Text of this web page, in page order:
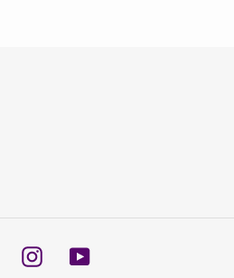
FacebookInstagramYouTube